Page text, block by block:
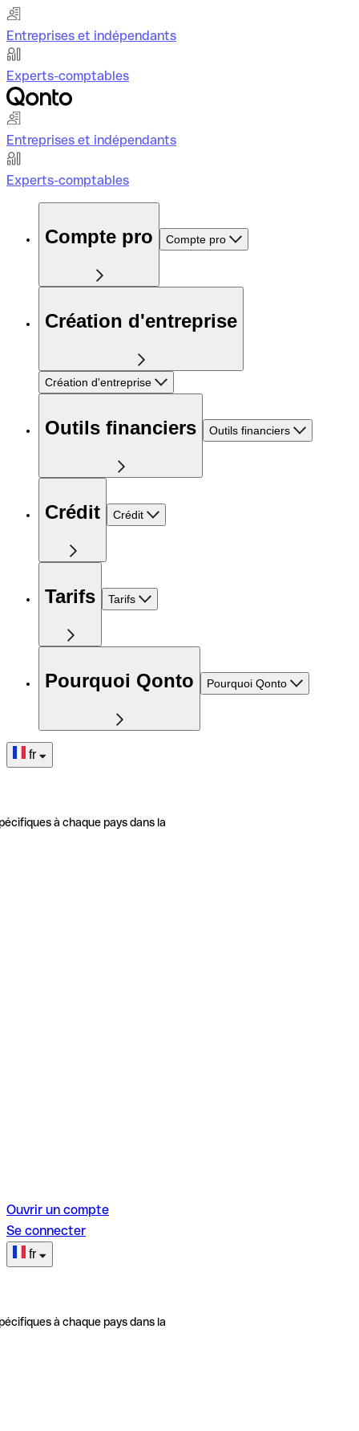
Entreprises et indépendants
Experts-comptables
Entreprises et indépendants
Experts-comptables
Compte pro Compte pro
Création d'entreprise
Création d'entreprise
Outils financiers Outils financiers
Crédit Crédit
Tarifs Tarifs
Pourquoi Qonto Pourquoi Qonto
fr
à chaque pays dans la
Ouvrir un compte
Se connecter
fr
à chaque pays dans la